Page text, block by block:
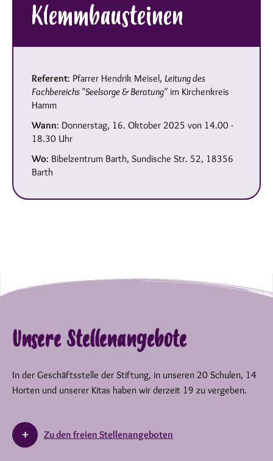
Klemmbausteinen
Referent: Pfarrer Hendrik Meisel, Leitung des
Fachbereichs "Seelsorge & Beratung" im Kirchenkreis
Hamm
Wann: Donnerstag, 16. Oktober 2025 von 14.00 -
18.30 Uhr
Wo: Bibelzentrum Barth, Sundische Str. 52, 18356
Barth
Unsere Stellenangebote
In der Geschäftsstelle der Stiftung, in unseren 20 Schulen, 14
Horten und unserer Kitas haben wir derzeit 19 zu vergeben.
Zu den freien Stellenangeboten